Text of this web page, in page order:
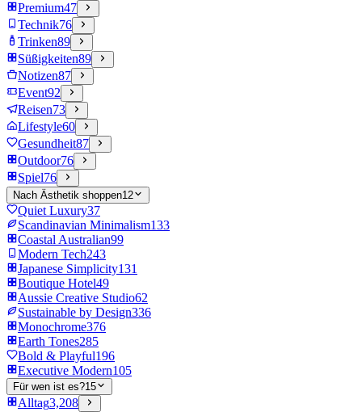
Premium47
Technik76
Trinken89
Süßigkeiten89
Notizen87
Event92
Reisen73
Lifestyle60
Gesundheit87
Outdoor76
Spiel76
Nach Ästhetik shoppen12
Quiet Luxury37
Scandinavian Minimalism133
Coastal Australian99
Modern Tech243
Japanese Simplicity131
Boutique Hotel49
Aussie Creative Studio62
Sustainable by Design336
Monochrome376
Earth Tones285
Bold & Playful196
Executive Modern105
Für wen ist es?15
Alltag3,208